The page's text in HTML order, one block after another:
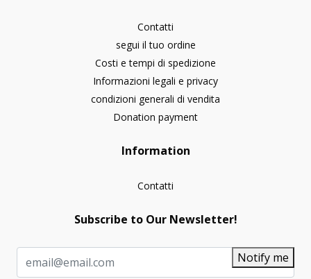
Contatti
segui il tuo ordine
Costi e tempi di spedizione
Informazioni legali e privacy
condizioni generali di vendita
Donation payment
Information
Contatti
Subscribe to Our Newsletter!
Notify me